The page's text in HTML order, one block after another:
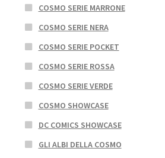
COSMO SERIE MARRONE
COSMO SERIE NERA
COSMO SERIE POCKET
COSMO SERIE ROSSA
COSMO SERIE VERDE
COSMO SHOWCASE
DC COMICS SHOWCASE
GLI ALBI DELLA COSMO